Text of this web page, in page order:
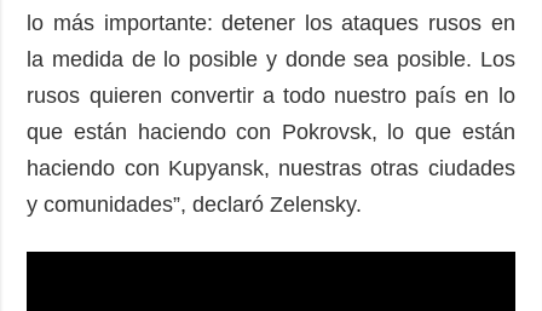
lo más importante: detener los ataques rusos en
la medida de lo posible y donde sea posible. Los
rusos quieren convertir a todo nuestro país en lo
que están haciendo con Pokrovsk, lo que están
haciendo con Kupyansk, nuestras otras ciudades
y comunidades”, declaró Zelensky.